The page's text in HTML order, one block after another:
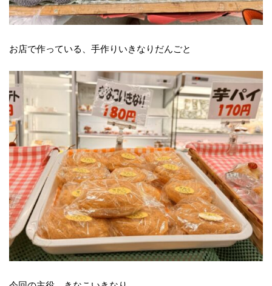
お店で作っている、手作りいきなりだんごと